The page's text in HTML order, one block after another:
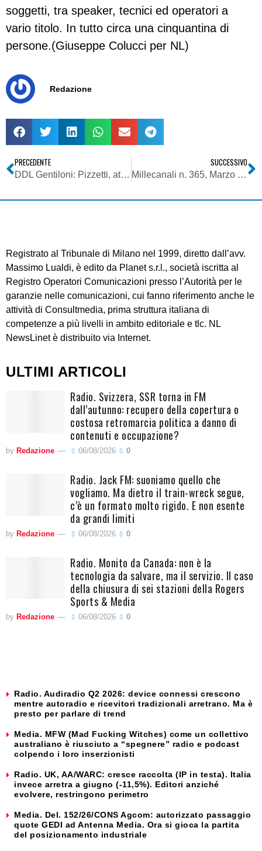
soggetti, tra speaker, tecnici ed operatori a
vario titolo. In tutto circa una cinquantina di
persone.(Giuseppe Colucci per NL)
Redazione
PRECEDENTE
DDL Gentiloni: Pizzetti, attenzione ad Auditel in digitale
SUCCESSIVO
Millecanali n. 365, Marzo 2007
Registrato al Tribunale di Milano nel 1999, diretto dall’avv.
Massimo Lualdi, è edito da Planet s.r.l., società iscritta al
Registro Operatori Comunicazioni presso l’Autorità per le
garanzie nelle comunicazioni, cui fanno riferimento anche le
attività di Consultmedia, prima struttura italiana di
competenze a più livelli in ambito editoriale e tlc. NL
NewsLinet è distribuito via Internet.
ULTIMI ARTICOLI
Radio. Svizzera, SSR torna in FM
dall’autunno: recupero della copertura o
costosa retromarcia politica a danno di
contenuti e occupazione?
by Redazione 06/08/2026 0
Radio. Jack FM: suoniamo quello che
vogliamo. Ma dietro il train-wreck segue,
c’è un formato molto rigido. E non esente
da grandi limiti
by Redazione 06/08/2026 0
Radio. Monito da Canada: non è la
tecnologia da salvare, ma il servizio. Il caso
della chiusura di sei stazioni della Rogers
Sports & Media
by Redazione 06/08/2026 0
Radio. Audiradio Q2 2026: device connessi crescono
mentre autoradio e ricevitori tradizionali arretrano. Ma è
presto per parlare di trend
Media. MFW (Mad Fucking Witches) come un collettivo
australiano è riusciuto a “spegnere” radio e podcast
colpendo i loro inserzionisti
Radio. UK, AA/WARC: cresce raccolta (IP in testa). Italia
invece arretra a giugno (-11,5%). Editori anziché
evolvere, restringono perimetro
Media. Del. 152/26/CONS Agcom: autorizzato passaggio
quote GEDI ad Antenna Media. Ora si gioca la partita
del posizionamento industriale